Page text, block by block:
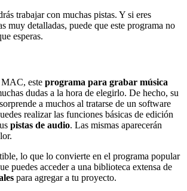
trabajar con muchas pistas. Y si eres
muy detalladas, puede que este programa no
esperas.
MAC, este programa para grabar música
dudas a la hora de elegirlo. De hecho, su
a muchos al tratarse de un software
realizar las funciones básicas de edición
pistas de audio. Las mismas aparecerán
lo que lo convierte en el programa popular
puedes acceder a una biblioteca extensa de
para agregar a tu proyecto.